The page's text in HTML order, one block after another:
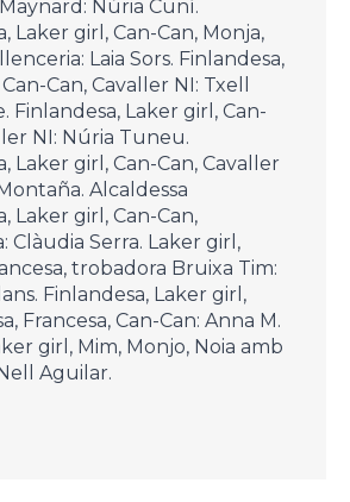
Núria Cuní.
Laker girl, Can-Can, Monja,
Laia Sors. Finlandesa,
Can, Cavaller NI: Txell
Finlandesa, Laker girl, Can-
NI: Núria Tuneu.
Laker girl, Can-Can, Cavaller
Alcaldessa
Laker girl, Can-Can,
Clàudia Serra. Laker girl,
trobadora Bruixa Tim:
Finlandesa, Laker girl,
Francesa, Can-Can: Anna M.
girl, Mim, Monjo, Noia amb
Aguilar.